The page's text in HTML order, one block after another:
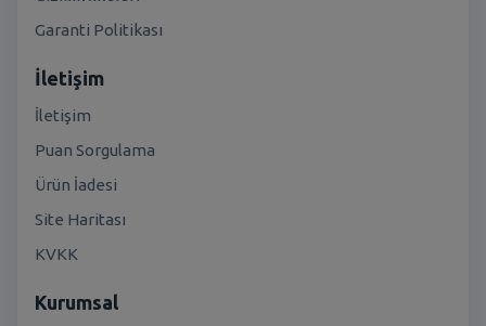
Garanti Politikası
İletişim
İletişim
Puan Sorgulama
Ürün İadesi
Site Haritası
KVKK
Kurumsal